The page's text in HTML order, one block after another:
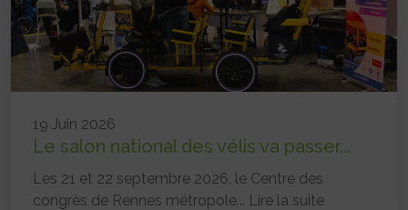
19 Juin 2026
Le salon national des vélis va passer...
Les 21 et 22 septembre 2026, le Centre des
congrès de Rennes métropole... Lire la suite